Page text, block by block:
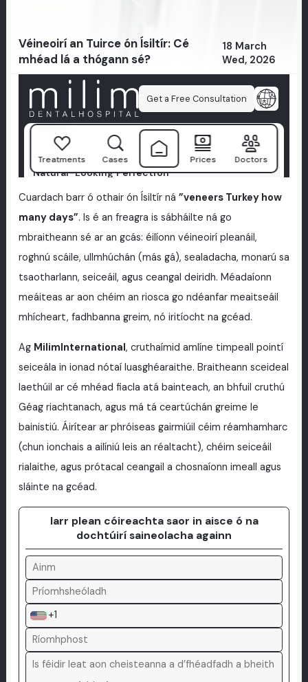
Véineoirí an Tuirce ón Ísiltír: Cé
mhéad lá a thógann sé?
18 March
Wed, 2026
Cuardach barr ó othair ón Ísiltír ná ”veneers Turkey how
many days”. Is é an freagra is sábháilte ná go
mbraitheann sé ar an gcás: éilíonn véineoirí pleanáil,
roghnú scáile, ullmhúchán (más gá), sealadacha, monarú sa
tsaotharlann, seiceáil, agus ceangal deiridh. Méadaíonn
meáiteas ar aon chéim an riosca go ndéanfar meaitseáil
mhícheart, fadhbanna greim, nó iritíocht na gcéad.
Ag MilimInternational, cruthaímid amlíne timpeall pointí
seiceála in ionad nótaí luasghéaraithe. Braitheann sceideal
laethúil ar cé mhéad fiacla atá bainteach, an bhfuil cruthú
Géag riachtanach, agus má tá ceartúchán greime le
bainistiú. Áirítear ar phróiseas gairmiúil céim réamhamharc
(chun ionchais a ailíniú leis an réaltacht), chéim seiceáil
rialaithe, agus prótacal ceangail a chosnaíonn imeall agus
sláinte na gcéad.
Iarr plean cóireachta saor in aisce ó na
dochtúirí saineolacha againn
+1